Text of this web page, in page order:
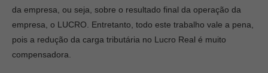
da empresa, ou seja, sobre o resultado final da operação da
empresa, o LUCRO. Entretanto, todo este trabalho vale a pena,
pois a redução da carga tributária no Lucro Real é muito
compensadora.